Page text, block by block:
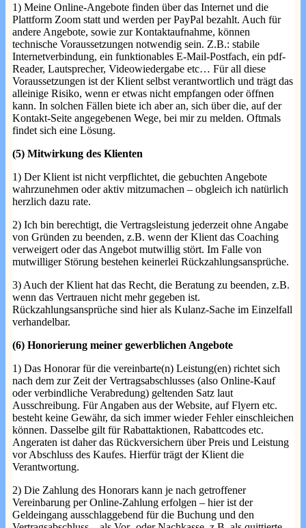
1) Meine Online-Angebote finden über das Internet und die
Plattform Zoom statt und werden per PayPal bezahlt. Auch für
andere Angebote, sowie zur Kontaktaufnahme, können
technische Voraussetzungen notwendig sein. Z.B.: stabile
Internetverbindung, ein funktionables E-Mail-Postfach, ein pdf-
Reader, Lautsprecher, Videowiedergabe etc… Für all diese
Voraussetzungen ist der Klient selbst verantwortlich und trägt das
alleinige Risiko, wenn er etwas nicht empfangen oder öffnen
kann. In solchen Fällen biete ich aber an, sich über die, auf der
Kontakt-Seite angegebenen Wege, bei mir zu melden. Oftmals
findet sich eine Lösung.
(5) Mitwirkung des Klienten
1) Der Klient ist nicht verpflichtet, die gebuchten Angebote
wahrzunehmen oder aktiv mitzumachen – obgleich ich natürlich
herzlich dazu rate.
2) Ich bin berechtigt, die Vertragsleistung jederzeit ohne Angabe
von Gründen zu beenden, z.B. wenn der Klient das Coaching
verweigert oder das Angebot mutwillig stört. Im Falle von
mutwilliger Störung bestehen keinerlei Rückzahlungsansprüche.
3) Auch der Klient hat das Recht, die Beratung zu beenden, z.B.
wenn das Vertrauen nicht mehr gegeben ist.
Rückzahlungsansprüche sind hier als Kulanz-Sache im Einzelfall
verhandelbar.
(6) Honorierung meiner gewerblichen Angebote
1) Das Honorar für die vereinbarte(n) Leistung(en) richtet sich
nach dem zur Zeit der Vertragsabschlusses (also Online-Kauf
oder verbindliche Verabredung) geltenden Satz laut
Ausschreibung. Für Angaben aus der Website, auf Flyern etc.
besteht keine Gewähr, da sich immer wieder Fehler einschleichen
können. Dasselbe gilt für Rabattaktionen, Rabattcodes etc.
Angeraten ist daher das Rückversichern über Preis und Leistung
vor Abschluss des Kaufes. Hierfür trägt der Klient die
Verantwortung.
2) Die Zahlung des Honorars kann je nach getroffener
Vereinbarung per Online-Zahlung erfolgen – hier ist der
Geldeingang ausschlaggebend für die Buchung und den